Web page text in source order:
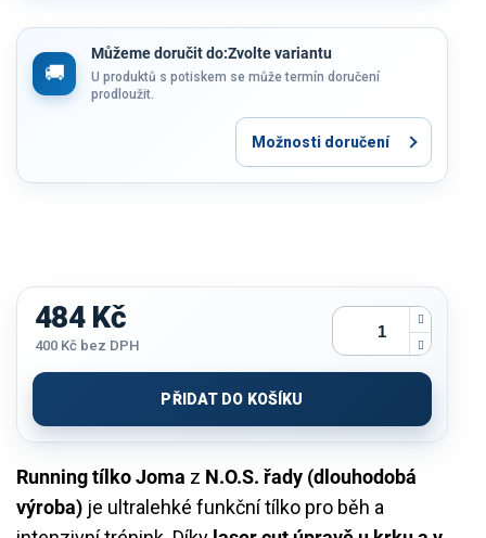
Můžeme doručit do:Zvolte variantu
U produktů s potiskem se může termín doručení
prodloužit.
Možnosti doručení
Running tílko Joma z N.O.S. řady (dlouhodobá
výroba) je ultralehké funkční tílko pro běh a
484 Kč
400 Kč bez DPH
cena:
PŘIDAT DO KOŠÍKU